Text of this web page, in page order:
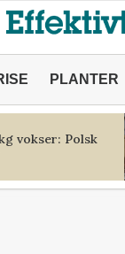
PLANTER
vokser: Polsk